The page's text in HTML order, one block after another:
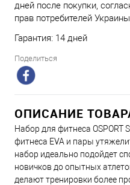
дней после покупки,
прав потребителей
Гарантия: 14 дней
Поделиться
ОПИСАНИЕ
Набор для фитнеса OSPORT
фитнеса EVA и пары
набор идеально подойдет
новичков до опытных
делают тренировки более